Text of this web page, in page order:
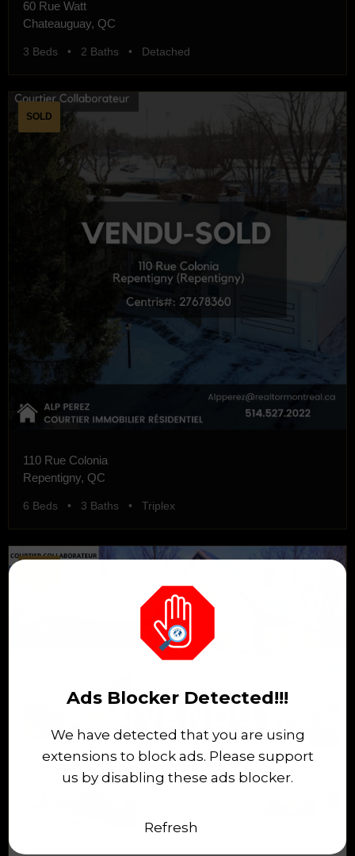
60 Rue Watt
Chateauguay, QC
3 Beds • 2 Baths • Detached
SOLD
110 Rue Colonia
Repentigny, QC
6 Beds • 3 Baths • Triplex
Ads Blocker Detected!!!
We have detected that you are using
extensions to block ads. Please support
us by disabling these ads blocker.
Refresh